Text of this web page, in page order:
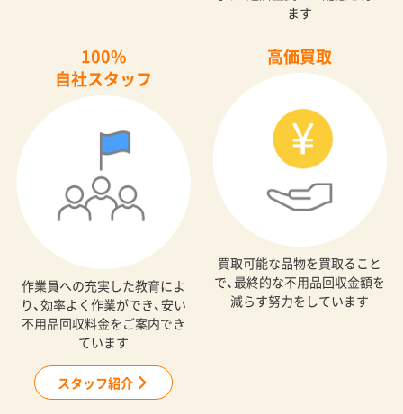
ます
100%
自社スタッフ
作業員への充実した教育によ
り、効率よく作業ができ、安い
不用品回収料金をご案内でき
ています
スタッフ紹介
高価買取
買取可能な品物を買取ること
で、最終的な不用品回収金額を
減らす努力をしています